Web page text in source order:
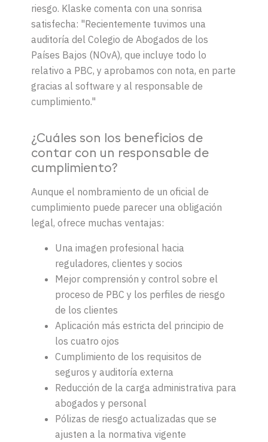
riesgo. Klaske comenta con una sonrisa
satisfecha: "Recientemente tuvimos una
auditoría del Colegio de Abogados de los
Países Bajos (NOvA), que incluye todo lo
relativo a PBC, y aprobamos con nota, en parte
gracias al software y al responsable de
cumplimiento."
¿Cuáles son los beneficios de
contar con un responsable de
cumplimiento?
Aunque el nombramiento de un oficial de
cumplimiento puede parecer una obligación
legal, ofrece muchas ventajas:
Una imagen profesional hacia
reguladores, clientes y socios
Mejor comprensión y control sobre el
proceso de PBC y los perfiles de riesgo
de los clientes
Aplicación más estricta del principio de
los cuatro ojos
Cumplimiento de los requisitos de
seguros y auditoría externa
Reducción de la carga administrativa para
abogados y personal
Pólizas de riesgo actualizadas que se
ajusten a la normativa vigente